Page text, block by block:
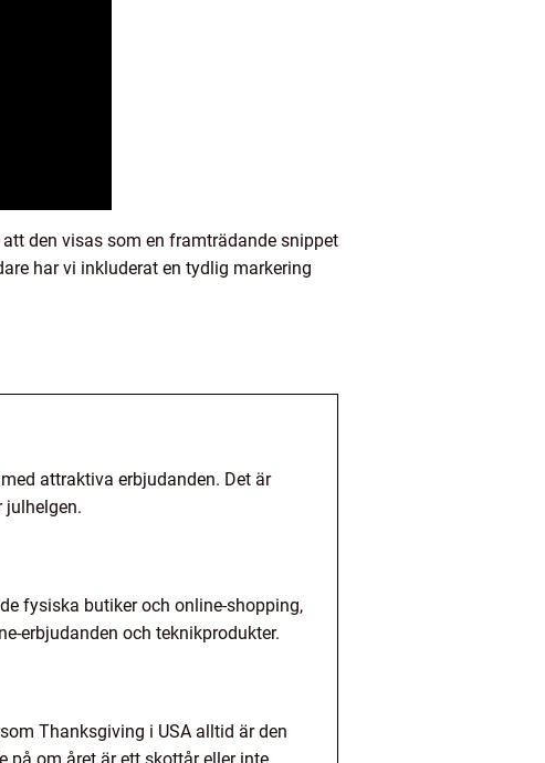
den visas som en framträdande snippet
har vi inkluderat en tydlig markering
attraktiva erbjudanden. Det är
julhelgen.
fysiska butiker och online-shopping,
erbjudanden och teknikprodukter.
Thanksgiving i USA alltid är den